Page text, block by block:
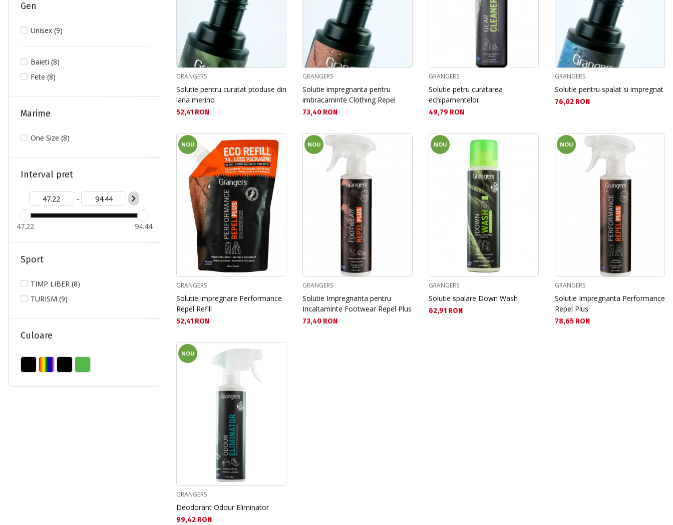
Gen
Unisex (9)
Baieti (8)
Fete (8)
Marime
One Size (8)
Interval pret
-
47.22 94.44
Sport
TIMP LIBER (8)
TURISM (9)
Culoare
GRANGERS
Solutie pentru curatat ptoduse din
lana merino
Текуща цена:
52,41 RON
GRANGERS
Solutie impregnanta pentru
imbracaminte Clothing Repel
Текуща цена:
73,40 RON
GRANGERS
Solutie petru curatarea
echipamentelor
Текуща цена:
49,79 RON
GRANGERS
Solutie pentru spalat si impregnat
Текуща цена:
76,02 RON
NOU
GRANGERS
Solutie impregnare Performance
Repel Refill
Текуща цена:
52,41 RON
NOU
GRANGERS
Solutie Impregnanta pentru
Incaltaminte Footwear Repel Plus
Текуща цена:
73,40 RON
NOU
GRANGERS
Solutie spalare Down Wash
Текуща цена:
62,91 RON
NOU
GRANGERS
Solutie Impregnanta Performance
Repel Plus
Текуща цена:
78,65 RON
NOU
GRANGERS
Deodorant Odour Eliminator
Текуща цена:
99,42 RON